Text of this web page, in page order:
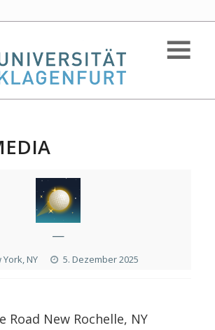
—
York, NY 5. Dezember 2025
Road New Rochelle, NY